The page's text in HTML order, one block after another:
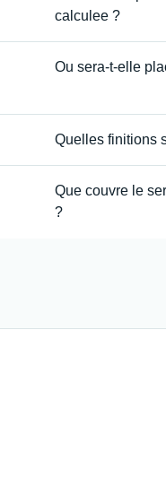
calculee ?
Ou sera-t-elle
Quelles finitions
Que couvre le
?